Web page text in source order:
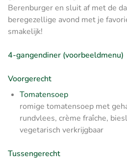
Berenburger en sluit af met de
beregezellige avond met je
smakelijk!
4-gangendiner (voorbeeldmenu)
Voorgerecht
Tomatensoep
romige tomatensoep met
rundvlees, crème fraîche,
vegetarisch verkrijgbaar
Tussengerecht